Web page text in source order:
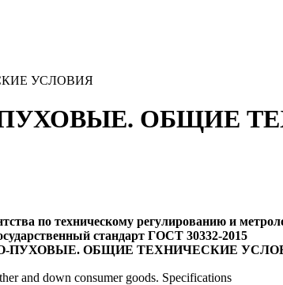
УСЛОВИЯ
ПУХОВЫЕ. ОБЩИЕ
по техническому регулированию и
стандарт ГОСТ 30332-2015
ПУХОВЫЕ. ОБЩИЕ ТЕХНИЧЕСКИЕ
and down consumer goods. Specifications